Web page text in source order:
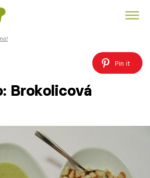
Pin it
Brokolicová